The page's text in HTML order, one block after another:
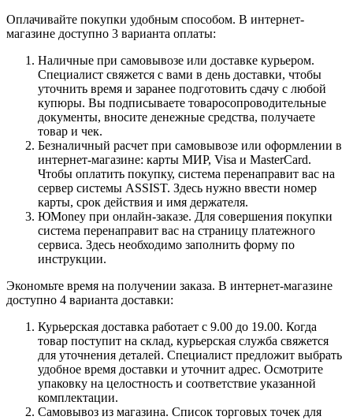
Оплачивайте покупки удобным способом. В интернет-
магазине доступно 3 варианта оплаты:
Наличные при самовывозе или доставке курьером.
Специалист свяжется с вами в день доставки, чтобы
уточнить время и заранее подготовить сдачу с любой
купюры. Вы подписываете товаросопроводительные
документы, вносите денежные средства, получаете
товар и чек.
Безналичный расчет при самовывозе или оформлении в
интернет-магазине: карты МИР, Visa и MasterCard.
Чтобы оплатить покупку, система перенаправит вас на
сервер системы ASSIST. Здесь нужно ввести номер
карты, срок действия и имя держателя.
ЮMoney при онлайн-заказе. Для совершения покупки
система перенаправит вас на страницу платежного
сервиса. Здесь необходимо заполнить форму по
инструкции.
Экономьте время на получении заказа. В интернет-магазине
доступно 4 варианта доставки:
Курьерская доставка работает с 9.00 до 19.00. Когда
товар поступит на склад, курьерская служба свяжется
для уточнения деталей. Специалист предложит выбрать
удобное время доставки и уточнит адрес. Осмотрите
упаковку на целостность и соответствие указанной
комплектации.
Самовывоз из магазина. Список торговых точек для